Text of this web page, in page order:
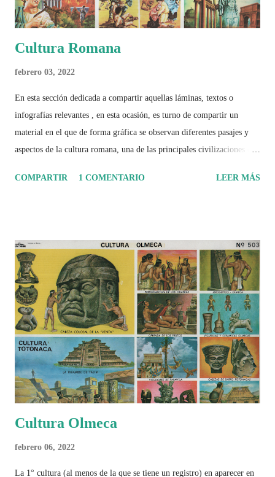
Cultura Romana
febrero 03, 2022
En esta sección dedicada a compartir aquellas láminas, textos o
infografías relevantes , en esta ocasión, es turno de compartir un
material en el que de forma gráfica se observan diferentes pasajes y
aspectos de la cultura romana, una de las principales civilizaciones que
COMPARTIR
1 COMENTARIO LEER MÁS
Cultura Olmeca
febrero 06, 2022
La 1° cultura (al menos de la que se tiene un registro) en aparecer en